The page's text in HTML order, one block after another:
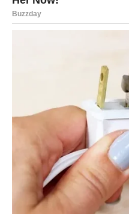
Doživite ultimativnu deliciju
za nekoliko trenutaka! Ovaj
harmonično spaja
dekadencijom zaslađenog